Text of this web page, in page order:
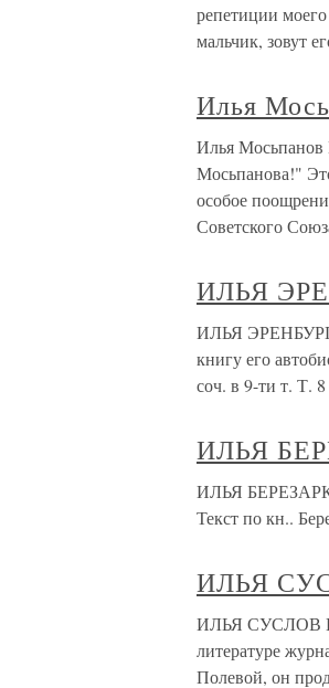
репетиции
мальчик, зовут
Илья
Илья Мосьпанов
Мосьпанова!"
особое
Советского
ИЛЬЯ
ИЛЬЯ ЭРЕНБУРГ
книгу его
соч. в 9-ти т. Т.
ИЛЬЯ
ИЛЬЯ БЕРЕЗАРК
Текст по кн..
ИЛЬЯ
ИЛЬЯ СУСЛОВ
литературе
Полевой, он